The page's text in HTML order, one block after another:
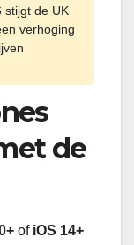
stijgt de UK
verhoging
de
of iOS 14+